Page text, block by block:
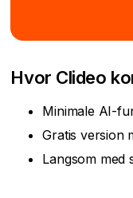
Hvor Clideo
Minimale AI-
Gratis version
Langsom med